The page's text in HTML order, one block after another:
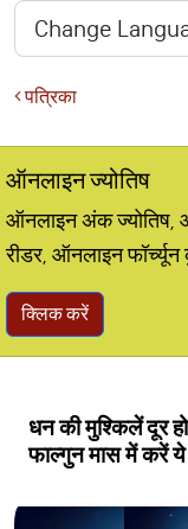
पत्रिका
ऑनलाइन ज्योतिष
ऑनलाइन अंक ज्योतिष,
रीडर, ऑनलाइन
क्लिक करें
धन की मुश्किलें दूर
फाल्गुन मास में करें ये